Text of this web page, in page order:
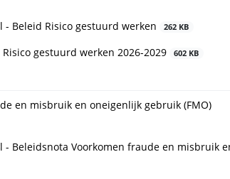
- Beleid Risico gestuurd werken
262 KB
gestuurd werken 2026-2029 602 KB
en misbruik en oneigenlijk gebruik (FMO)
- Beleidsnota Voorkomen fraude en misbruik